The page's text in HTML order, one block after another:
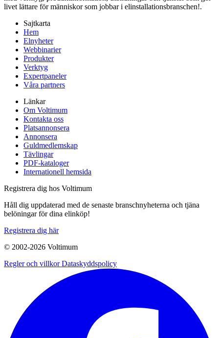
livet lättare för människor som jobbar i elinstallationsbranschen!.
Sajtkarta
Hem
Elnyheter
Webbinarier
Produkter
Verktyg
Expertpaneler
Våra partners
Länkar
Om Voltimum
Kontakta oss
Platsannonsera
Annonsera
Guldmedlemskap
Tävlingar
PDF-kataloger
Internationell hemsida
Registrera dig hos Voltimum
Håll dig uppdaterad med de senaste branschnyheterna och tjäna
belöningar för dina elinköp!
Registrera dig här
© 2002-2026 Voltimum
Regler och villkorDataskyddspolicy